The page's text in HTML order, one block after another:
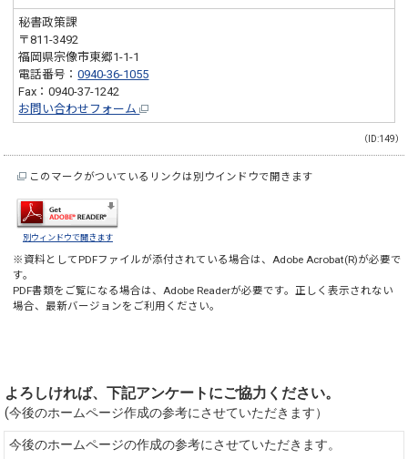
秘書政策課
〒811-3492
福岡県宗像市東郷1-1-1
電話番号：0940-36-1055
Fax：0940-37-1242
お問い合わせフォーム
（ID:149）
このマークがついているリンクは別ウインドウで開きます
別ウィンドウで開きます
※資料としてPDFファイルが添付されている場合は、Adobe Acrobat(R)が必要で
す。
PDF書類をご覧になる場合は、Adobe Readerが必要です。正しく表示されない
場合、最新バージョンをご利用ください。